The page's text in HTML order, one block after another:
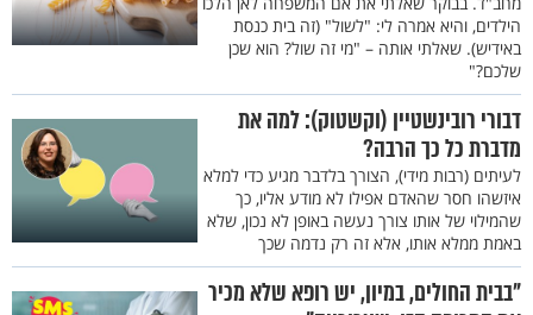
הילדים, והיא אמרה לי: "לשול" (זה בית כנסת
באידיש). שאלתי אותה – "מי זה שול? הוא שכן
שלכם?"
דבורי רובינשטיין (וקשטוק): למה את
מדברת כל כך הרבה?
לעיתים (רבות מידי), הצורך בלדבר מגיע כדי למלא
איזשהו חסר שהאדם אפילו לא מודע אליו, כך
שהמילוי של אותו צורך נעשה באופן לא נכון, שלא
באמת ממלא אותו, אלא זה רק נדמה שכך
"בבית החולים, במיון, יש רופא שלא מכיר